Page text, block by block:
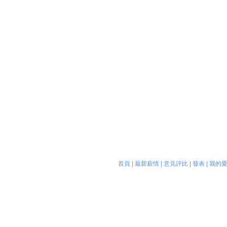
首頁| 最新薪情| 意見評比| 發表| 我的